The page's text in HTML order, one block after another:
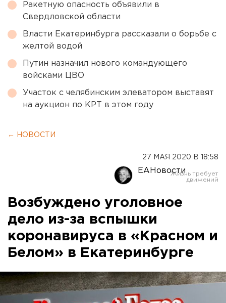
Ракетную опасность объявили в
Свердловской области
Власти Екатеринбурга рассказали о борьбе с
желтой водой
Путин назначил нового командующего
войсками ЦВО
Участок с челябинским элеватором выставят
на аукцион по КРТ в этом году
← НОВОСТИ
27 МАЯ 2020 В 18:58
ЕАНовости
Возбуждено уголовное
дело из-за вспышки
коронавируса в «Красном и
Белом» в Екатеринбурге